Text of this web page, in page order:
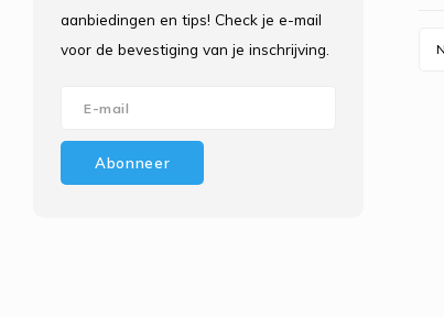
aanbiedingen en tips! Check je e-mail
voor de bevestiging van je inschrijving.
Abonneer